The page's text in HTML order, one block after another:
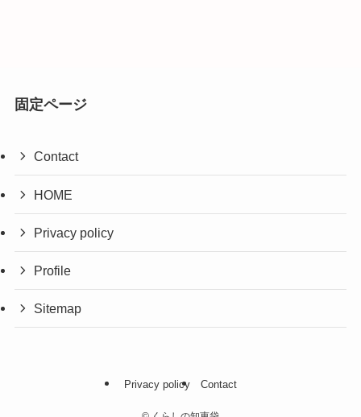
固定ページ
Contact
HOME
Privacy policy
Profile
Sitemap
Privacy policy Contact